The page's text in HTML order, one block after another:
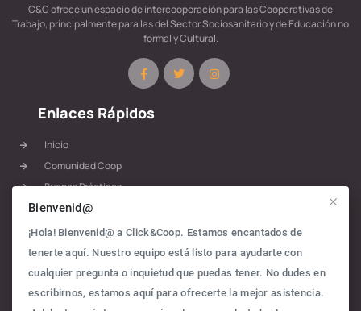
C&C ofrece un espacio de intercooperación para las Cooperativas de
Trabajo, principalmente para las del Sector Sociosanitario y de Educación no
formal y Cultural.
Enlaces Rápidos
Inicio
Comunidad Coop
Buenas Prácticas
Materiales
Rutas
Blog
Política de Privacidad
Contacto
Bienvenid@
¡Hola! Bienvenid@ a Click&Coop. Estamos encantados de
tenerte aquí. Nuestro equipo está listo para ayudarte con
cualquier pregunta o inquietud que puedas tener. No dudes en
escribirnos, estamos aquí para ofrecerte la mejor asistencia.